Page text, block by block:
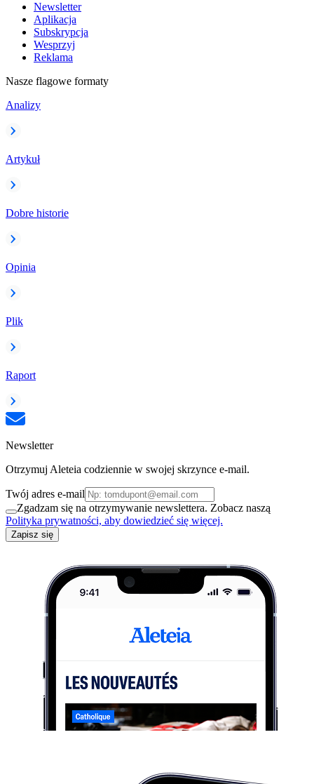
Newsletter
Aplikacja
Subskrypcja
Wesprzyj
Reklama
Nasze flagowe formaty
Analizy
Artykuł
Dobre historie
Opinia
Plik
Raport
Newsletter
Otrzymuj Aleteia codziennie w swojej skrzynce e-mail.
Twój adres e-mail
Zgadzam się na otrzymywanie newslettera. Zobacz naszą
Polityka prywatności, aby dowiedzieć się więcej.
Zapisz się